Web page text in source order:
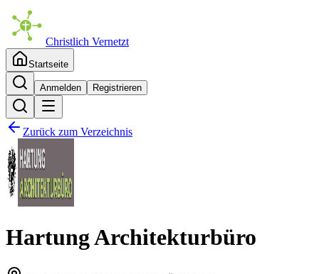
Christlich Vernetzt
Startseite
Anmelden Registrieren
Zurück zum Verzeichnis
Hartung Architekturbüro